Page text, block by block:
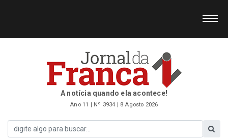
A notícia quando ela acontece!
Ano 11 | Nº 3934 | 8 Agosto 2026